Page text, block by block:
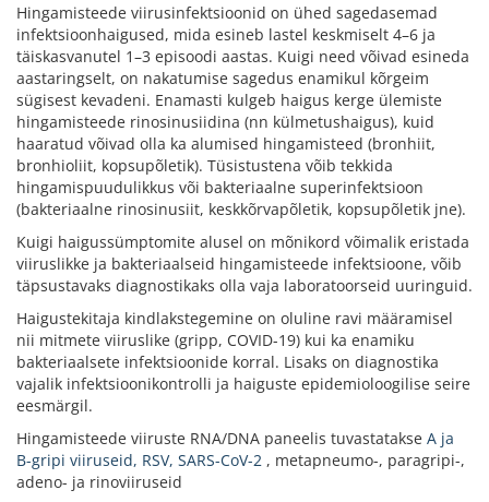
Hingamisteede viirusinfektsioonid on ühed sagedasemad
infektsioonhaigused, mida esineb lastel keskmiselt 4–6 ja
täiskasvanutel 1–3 episoodi aastas. Kuigi need võivad esineda
aastaringselt, on nakatumise sagedus enamikul kõrgeim
sügisest kevadeni. Enamasti kulgeb haigus kerge ülemiste
hingamisteede rinosinusiidina (nn külmetushaigus), kuid
haaratud võivad olla ka alumised hingamisteed (bronhiit,
bronhioliit, kopsupõletik). Tüsistustena võib tekkida
hingamispuudulikkus või bakteriaalne superinfektsioon
(bakteriaalne rinosinusiit, keskkõrvapõletik, kopsupõletik jne).
Kuigi haigussümptomite alusel on mõnikord võimalik eristada
viiruslikke ja bakteriaalseid hingamisteede infektsioone, võib
täpsustavaks diagnostikaks olla vaja laboratoorseid uuringuid.
Haigustekitaja kindlakstegemine on oluline ravi määramisel
nii mitmete viiruslike (gripp, COVID-19) kui ka enamiku
bakteriaalsete infektsioonide korral. Lisaks on diagnostika
vajalik infektsioonikontrolli ja haiguste epidemioloogilise seire
eesmärgil.
Hingamisteede viiruste RNA/DNA paneelis tuvastatakse A ja
B-gripi viiruseid, RSV, SARS-CoV-2 , metapneumo-, paragripi-,
adeno- ja rinoviiruseid